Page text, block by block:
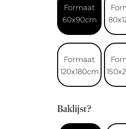
Formaat
60x90cm
Formaat
120x180cm
Baklijst?